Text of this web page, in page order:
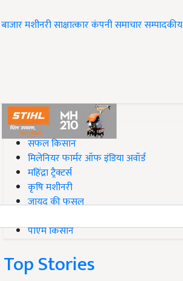
बाजारमशीनरीसाक्षात्कारकंपनी समाचारसम्पादकीय
#Top on Krishi Jagran
सफल किसान
मिलेनियर फार्मर ऑफ इंडिया अवॉर्ड
महिंद्रा ट्रैक्टर्स
कृषि मशीनरी
जायद की फसल
पीएम किसान
Top Stories